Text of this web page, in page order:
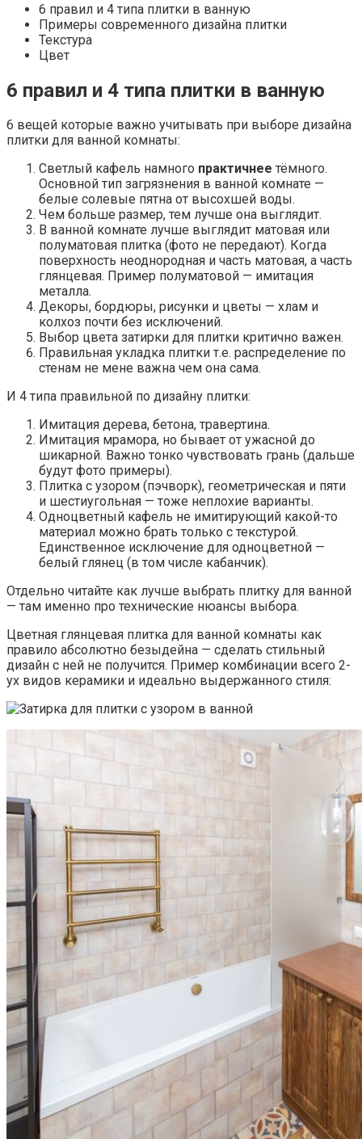
6 правил и 4 типа плитки в ванную
Примеры современного дизайна плитки
Текстура
Цвет
6 правил и 4 типа плитки в ванную
6 вещей которые важно учитывать при выборе дизайна
плитки для ванной комнаты:
Светлый кафель намного практичнее тёмного.
Основной тип загрязнения в ванной комнате —
белые солевые пятна от высохшей воды.
Чем больше размер, тем лучше она выглядит.
В ванной комнате лучше выглядит матовая или
полуматовая плитка (фото не передают). Когда
поверхность неоднородная и часть матовая, а часть
глянцевая. Пример полуматовой — имитация
металла.
Декоры, бордюры, рисунки и цветы — хлам и
колхоз почти без исключений.
Выбор цвета затирки для плитки критично важен.
Правильная укладка плитки т.е. распределение по
стенам не мене важна чем она сама.
И 4 типа правильной по дизайну плитки:
Имитация дерева, бетона, травертина.
Имитация мрамора, но бывает от ужасной до
шикарной. Важно тонко чувствовать грань (дальше
будут фото примеры).
Плитка с узором (пэчворк), геометрическая и пяти
и шестиугольная — тоже неплохие варианты.
Одноцветный кафель не имитирующий какой-то
материал можно брать только с текстурой.
Единственное исключение для одноцветной —
белый глянец (в том числе кабанчик).
Отдельно читайте как лучше выбрать плитку для ванной
— там именно про технические нюансы выбора.
Цветная глянцевая плитка для ванной комнаты как
правило абсолютно безыдейна — сделать стильный
дизайн с ней не получится. Пример комбинации всего 2-
ух видов керамики и идеально выдержанного стиля: